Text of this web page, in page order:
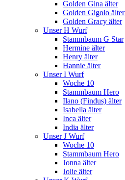
Golden Gina älter
Golden Gigolo älter
Golden Gracy älter
Unser H Wurf
Stammbaum G Star
Hermine älter
Henry älter
Hannie älter
Unser I Wurf
Woche 10
Stammbaum Hero
Ilano (Findus) älter
Isabella älter
Inca älter
India älter
Unser J Wurf
Woche 10
Stammbaum Hero
Jonna älter
Jolie älter